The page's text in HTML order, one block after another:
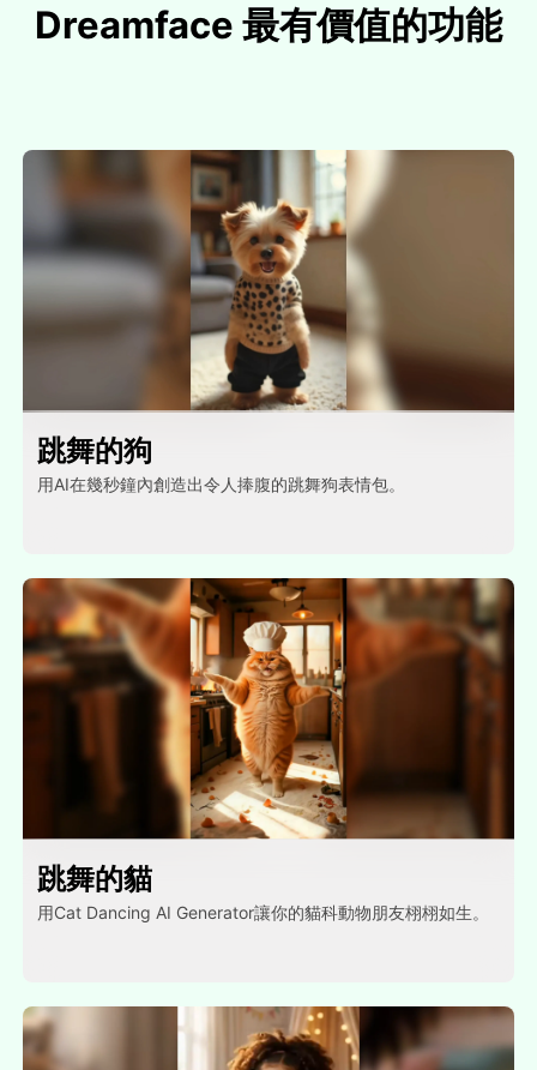
Dreamface 最有價值的功能
跳舞的狗
用AI在幾秒鐘內創造出令人捧腹的跳舞狗表情包。
跳舞的貓
用Cat Dancing AI Generator讓你的貓科動物朋友栩栩如生。